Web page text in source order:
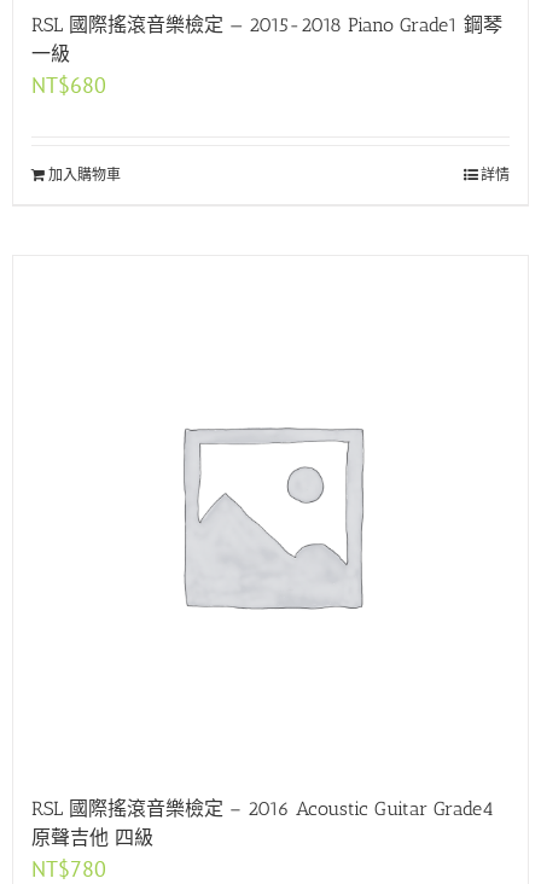
RSL 國際搖滾音樂檢定 — 2015-2018 Piano Grade1 鋼琴
一級
NT$680
加入購物車 詳情
RSL 國際搖滾音樂檢定 – 2016 Acoustic Guitar Grade4
原聲吉他 四級
NT$780